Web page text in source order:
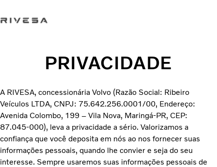
Serviços
QUEM SOMOS
Concessionárias
ÔNIBUS
SERVIÇOS FINANCEIROS
Seminovos
PRIVACIDADE
A RIVESA, concessionária Volvo (Razão Social: Ribeiro
Veículos LTDA, CNPJ: 75.642.256.0001/00, Endereço:
Avenida Colombo, 199 – Vila Nova, Maringá-PR, CEP:
87.045-000), leva a privacidade a sério. Valorizamos a
confiança que você deposita em nós ao nos fornecer suas
informações pessoais, quando lhe convier e seja do seu
interesse. Sempre usaremos suas informações pessoais de